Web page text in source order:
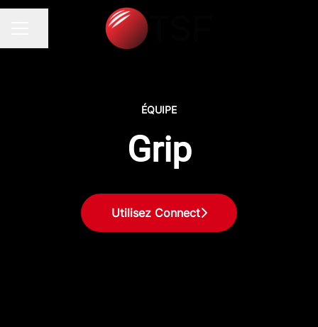
Partager la page
ÉQUIPE
Grip
Utilisez Connect